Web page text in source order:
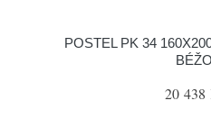
POSTEL PK 34
20 438